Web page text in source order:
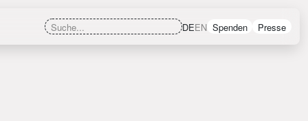
DEEN Spenden Presse